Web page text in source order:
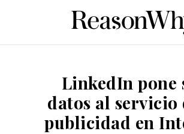
LinkedIn pone
datos al servicio
publicidad en